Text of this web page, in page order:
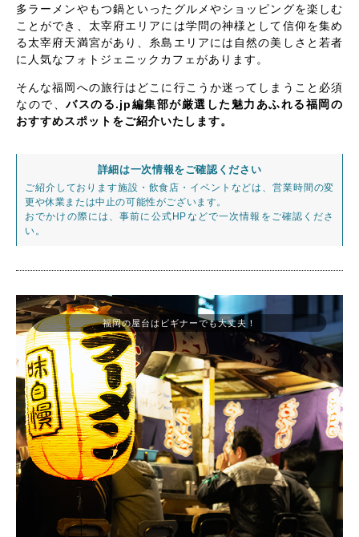
多ラーメンやもつ鍋といったグルメやショッピングを楽しむ
ことができ、太宰府エリアには学問の神様として信仰を集め
る太宰府天満宮があり、糸島エリアには自然の美しさと若者
に人気なフォトジェニックカフェがあります。
そんな福岡への旅行はどこに行こうか迷ってしまうこと必須
なので、バスのる.jp編集部が厳選した魅力あふれる福岡の
おすすめスポットをご紹介いたします。
詳細は一次情報をご確認ください
ご紹介しております施設・飲食店・イベントなどは、営業時間の変
更や休業または中止の可能性がございます。
おでかけの際には、事前に公式HPなどで一次情報をご確認くださ
い。
福岡の屋台はビギナーでも大丈夫！